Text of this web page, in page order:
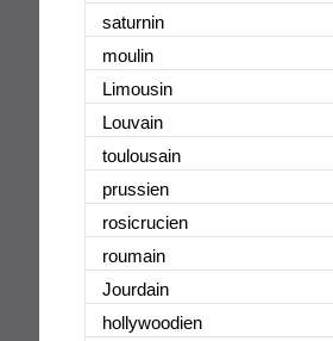
saturnin
moulin
Limousin
Louvain
toulousain
prussien
rosicrucien
roumain
Jourdain
hollywoodien